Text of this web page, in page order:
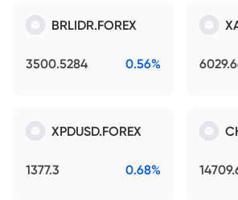
BRLIDR.FOREX
3500.5284 0.56%
XPDUSD.FOREX
1377.3 0.68%